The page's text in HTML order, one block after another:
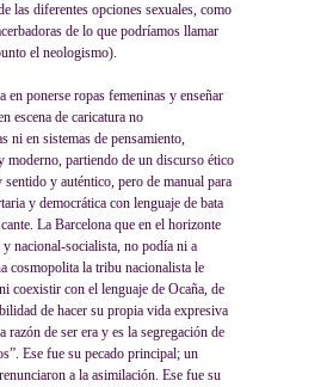
las diferentes opciones sexuales, como
de lo que podríamos llamar
el neologismo).
en ponerse ropas femeninas y enseñar
escena de caricatura no
ni en sistemas de pensamiento,
moderno, partiendo de un discurso ético
y auténtico, pero de manual para
y democrática con lenguaje de bata
La Barcelona que en el horizonte
nacional-socialista, no podía ni a
cosmopolita la tribu nacionalista le
coexistir con el lenguaje de Ocaña, de
de hacer su propia vida expresiva
de ser era y es la segregación de
Ese fue su pecado principal; un
a la asimilación. Ese fue su